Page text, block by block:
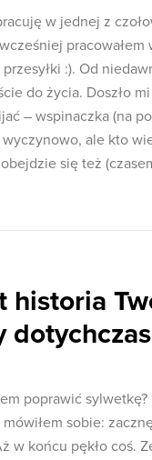
w jednej z
:). Od
do życia. Doszło
– wspinaczka (na
ale kto
się też
historia
poprawić
sobie:
w końcu pękło coś.